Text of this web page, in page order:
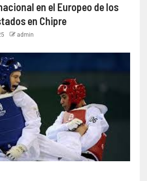
en el Europeo de los
en Chipre
admin